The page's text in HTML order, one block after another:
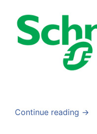
Continue reading →